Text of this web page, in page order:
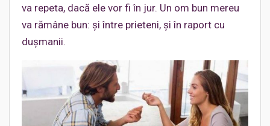
va repeta, dacă ele vor fi în jur. Un om bun mereu
va rămâne bun: și între prieteni, și în raport cu
dușmanii.